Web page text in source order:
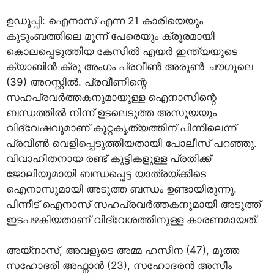
ഉഡുപ്പി: ഐനാസ് എന്ന 21 കാരിയെയും
കുടുംബത്തിലെ മൂന്ന് പേരെയും ക്രൂരമായി
കൊലപ്പെടുത്തിയ കേസില്‍ എയര്‍ ഇന്ത്യയുടെ
ക്യാബിന്‍ ക്രൂ അംഗം പ്രവീണ്‍ അരുണ്‍ ചൗഗുലെ
(39) അറസ്റ്റില്‍. പ്രവീണിന്റെ
സഹപ്രവര്‍ത്തകനുമായുള്ള ഐനാസിന്റെ
ബന്ധത്തില്‍ നിന്ന് ഉടലെടുത്ത അസൂയയും
വിദ്വേഷവുമാണ് കുറ്റകൃത്യത്തിന് പിന്നിലെന്ന്
പ്രവീണ്‍ വെളിപ്പെടുത്തിയതായി പോലീസ് പറഞ്ഞു.
വിവാഹിതനായ രണ്ട് കുട്ടികളുള്ള പ്രതിക്ക്
ജോലിയുമായി ബന്ധപ്പെട്ട യാത്രയ്ക്കിടെ
ഐനാസുമായി അടുത്ത ബന്ധം ഉണ്ടായിരുന്നു.
പിന്നീട് ഐനാസ് സഹപ്രവര്‍ത്തകനുമായി അടുത്ത്
ഇടപഴകിയതാണ് വിദ്വേശത്തിനുള്ള കാരണമായത്.
അയ്നാസ്, അവളുടെ അമ്മ ഹസീന (47), മൂത്ത
സഹോദരി അഫ്നാന്‍ (23), സഹോദരന്‍ അസീം